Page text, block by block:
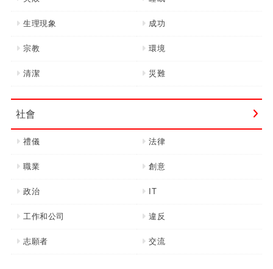
生理現象 成功
宗教 環境
清潔 災難
社會
禮儀 法律
職業 創意
政治 IT
工作和公司 違反
志願者 交流